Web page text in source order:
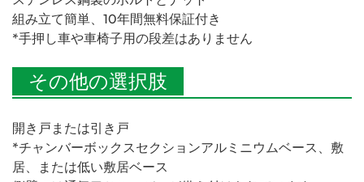
組み立て簡単、10年間無料保証付き
*手押し車や車椅子用の段差はありません
その他の選択肢
開き戸または引き戸
*チャンバーボックスセクションアルミニウムベース、敷
居、または低い敷居ベース